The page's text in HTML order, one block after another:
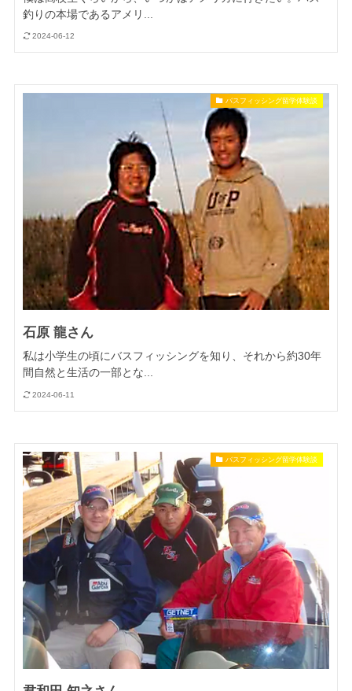
釣りの本場であるアメリ...
2024-06-12
バスフィッシング留学体験談
石原 龍さん
私は小学生の頃にバスフィッシングを知り、それから約30年
間自然と生活の一部とな...
2024-06-11
バスフィッシング留学体験談